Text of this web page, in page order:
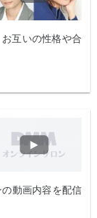
互いの性格や合
動画内容を配信